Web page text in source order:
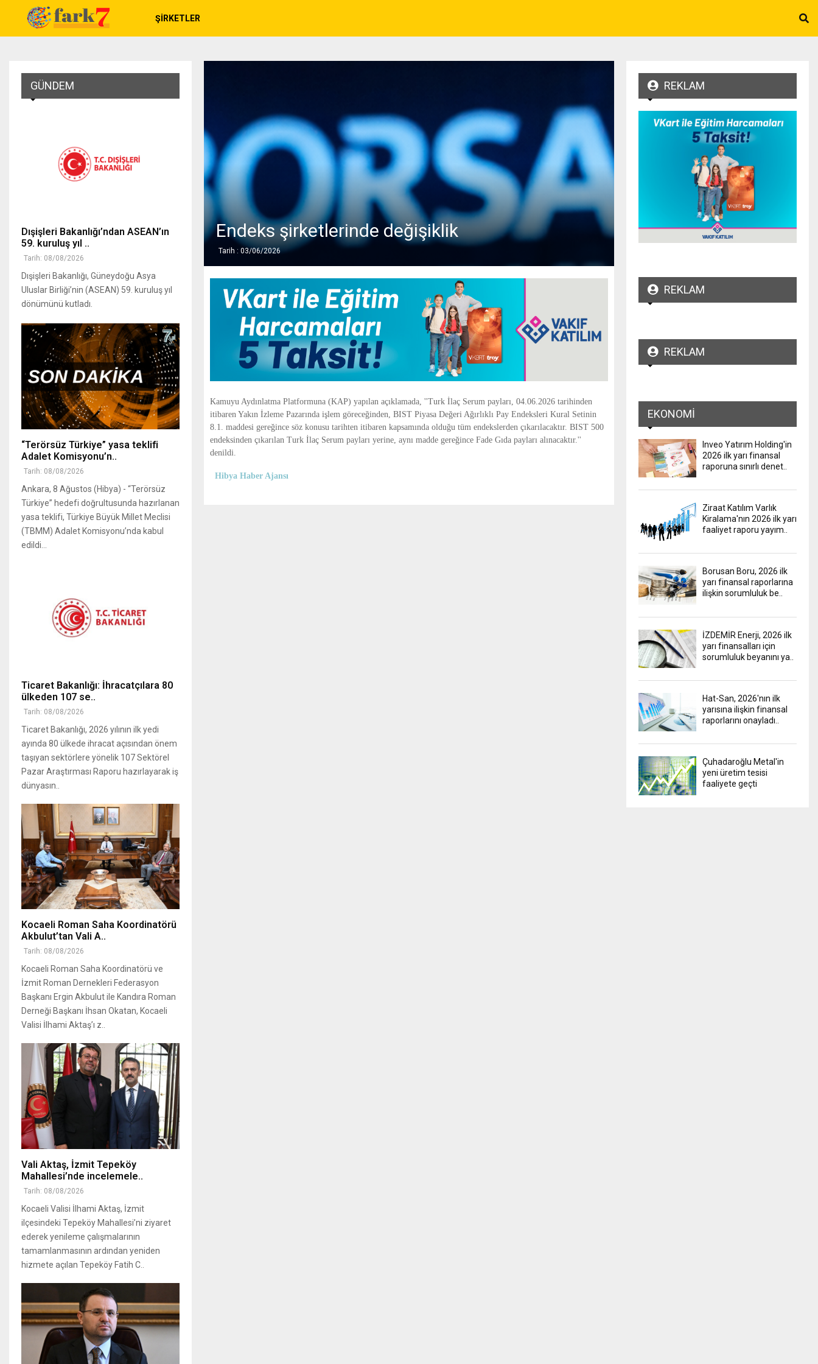
ŞIRKETLER
Endeks şirketlerinde değişiklik
Tarih : 03/06/2026
Kamuyu Aydınlatma Platformuna (KAP) yapılan açıklamada, ''Turk İlaç Serum payları, 04.06.2026 tarihinden
itibaren Yakın İzleme Pazarında işlem göreceğinden, BIST Piyasa Değeri Ağırlıklı Pay Endeksleri Kural Setinin
8.1. maddesi gereğince söz konusu tarihten itibaren kapsamında olduğu tüm endekslerden çıkarılacaktır. BIST 500
endeksinden çıkarılan Turk İlaç Serum payları yerine, aynı madde gereğince Fade Gıda payları alınacaktır.''
denildi.
Hibya Haber Ajansı
GÜNDEM
Dışişleri Bakanlığı’ndan ASEAN’ın
59. kuruluş yıl ..
Tarih: 08/08/2026
Dışişleri Bakanlığı, Güneydoğu Asya
Uluslar Birliği’nin (ASEAN) 59. kuruluş yıl
dönümünü kutladı.
“Terörsüz Türkiye” yasa teklifi
Adalet Komisyonu’n..
Tarih: 08/08/2026
Ankara, 8 Ağustos (Hibya) - “Terörsüz
Türkiye” hedefi doğrultusunda hazırlanan
yasa teklifi, Türkiye Büyük Millet Meclisi
(TBMM) Adalet Komisyonu’nda kabul
edildi...
Ticaret Bakanlığı: İhracatçılara 80
ülkeden 107 se..
Tarih: 08/08/2026
Ticaret Bakanlığı, 2026 yılının ilk yedi
ayında 80 ülkede ihracat açısından önem
taşıyan sektörlere yönelik 107 Sektörel
Pazar Araştırması Raporu hazırlayarak iş
dünyasın..
Kocaeli Roman Saha Koordinatörü
Akbulut’tan Vali A..
Tarih: 08/08/2026
Kocaeli Roman Saha Koordinatörü ve
İzmit Roman Dernekleri Federasyon
Başkanı Ergin Akbulut ile Kandıra Roman
Derneği Başkanı İhsan Okatan, Kocaeli
Valisi İlhami Aktaş’ı z..
Vali Aktaş, İzmit Tepeköy
Mahallesi’nde incelemele..
Tarih: 08/08/2026
Kocaeli Valisi İlhami Aktaş, İzmit
ilçesindeki Tepeköy Mahallesi’ni ziyaret
ederek yenileme çalışmalarının
tamamlanmasının ardından yeniden
hizmete açılan Tepeköy Fatih C..
REKLAM
REKLAM
REKLAM
EKONOMI
Inveo Yatırım Holding'in
2026 ilk yarı finansal
raporuna sınırlı denet..
Ziraat Katılım Varlık
Kiralama'nın 2026 ilk yarı
faaliyet raporu yayım..
Borusan Boru, 2026 ilk
yarı finansal raporlarına
ilişkin sorumluluk be..
İZDEMİR Enerji, 2026 ilk
yarı finansalları için
sorumluluk beyanını ya..
Hat-San, 2026'nın ilk
yarısına ilişkin finansal
raporlarını onayladı..
Çuhadaroğlu Metal'in
yeni üretim tesisi
faaliyete geçti